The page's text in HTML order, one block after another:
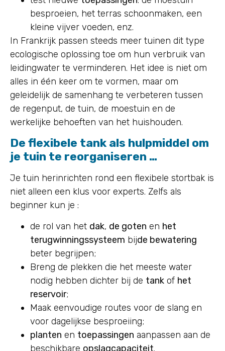
besproeien, het terras schoonmaken, een
kleine vijver voeden, enz.
In Frankrijk passen steeds meer tuinen dit type
ecologische oplossing toe om hun verbruik van
leidingwater te verminderen. Het idee is niet om
alles in één keer om te vormen, maar om
geleidelijk de samenhang te verbeteren tussen
de regenput, de tuin, de moestuin en de
werkelijke behoeften van het huishouden.
De flexibele tank als hulpmiddel om
je tuin te reorganiseren …
Je tuin herinrichten rond een flexibele stortbak is
niet alleen een klus voor experts. Zelfs als
beginner kun je :
de rol van het dak, de goten en het
terugwinningssysteem bijde bewatering
beter begrijpen;
Breng de plekken die het meeste water
nodig hebben dichter bij de tank of het
reservoir;
Maak eenvoudige routes voor de slang en
voor dagelijkse besproeiing;
planten en toepassingen aanpassen aan de
beschikbare opslagcapaciteit.